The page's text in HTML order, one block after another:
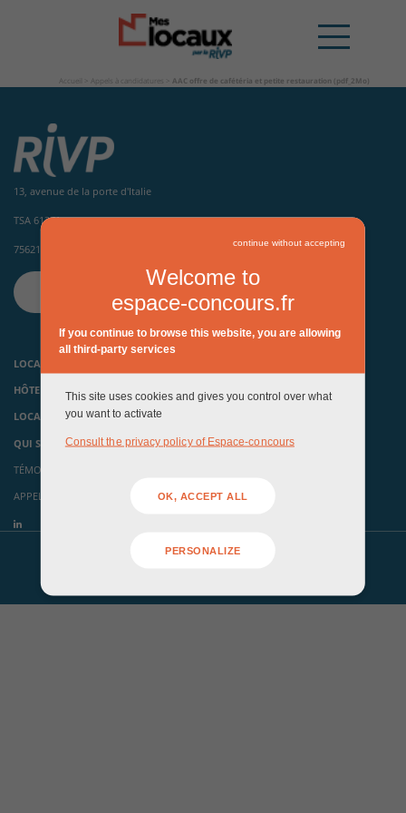
Accueil Appels à candidatures AAC offre de cafétéria et petite restauration (pdf_2Mo)
13, avenue de la porte d'Italie
TSA 61371
75621 Paris Cedex 13
LOCAUX D’ACTIVITÉS ET HÔTELS INDUSTRIELS
HÔTELS D’ENTREPRISES, PÉPINIÈRES ET INCUBATEURS
LOCAUX ÉVÉNEMENTIELS
QUI SOMMES-NOUS ?
TÉMOIGNAGES
APPELS À CANDIDATURES
continue without accepting
Welcome to
espace-concours.fr
If you continue to browse this website, you are allowing
all third-party services
This site uses cookies and gives you control over what
you want to activate
Consult the privacy policy of Espace-concours
OK, ACCEPT ALL
PERSONALIZE